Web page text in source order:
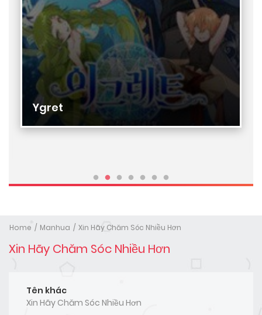
Ygret
Home Manhua Xin Hãy Chăm Sóc Nhiều Hơn
Xin Hãy Chăm Sóc Nhiều Hơn
Tên khác
Xin Hãy Chăm Sóc Nhiều Hơn